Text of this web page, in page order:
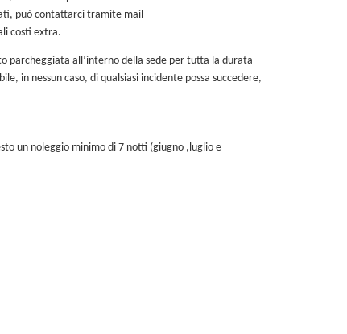
può contattarci tramite mail
costi extra.
parcheggiata all’interno della sede per tutta la durata
in nessun caso, di qualsiasi incidente possa succedere,
un noleggio minimo di 7 notti (giugno ,luglio e